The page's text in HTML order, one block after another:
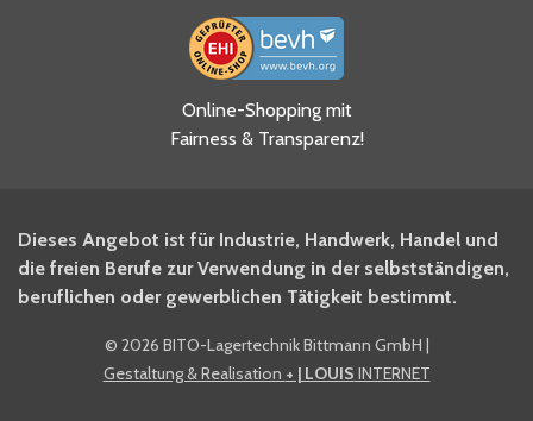
Ja, ich habe die
Datenschutzhinweise gelesen
und akzeptiere diese.
BITO Newsletter Fachwissen
Intralogistiker anmelden.
Ja, ich möchte mich für den
BITO Shop-Newsletter
Online-Shopping mit
Fairness & Transparenz!
Dieses Angebot ist für Industrie, Handwerk, Handel und
die freien Berufe zur Verwendung in der selbstständigen,
beruflichen oder gewerblichen Tätigkeit bestimmt.
© 2026 BITO-Lagertechnik Bittmann GmbH |
Gestaltung & Realisation + | LOUIS INTERNET